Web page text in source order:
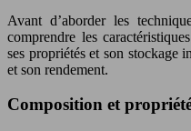
Avant d’aborder les
comprendre les
ses propriétés et son stockage
et son rendement.
Composition et